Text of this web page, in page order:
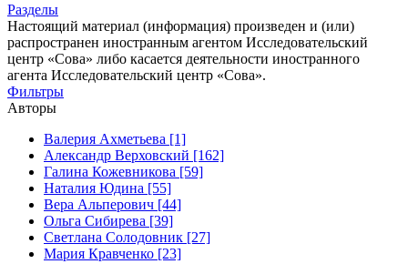
Разделы
Настоящий материал (информация) произведен и (или)
распространен иностранным агентом Исследовательский
центр «Сова» либо касается деятельности иностранного
агента Исследовательский центр «Сова».
Фильтры
Авторы
Валерия Ахметьева [1]
Александр Верховский [162]
Галина Кожевникова [59]
Наталия Юдина [55]
Вера Альперович [44]
Ольга Сибирева [39]
Светлана Солодовник [27]
Мария Кравченко [23]